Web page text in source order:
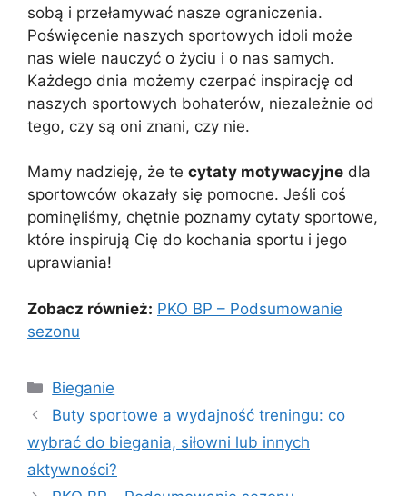
sobą i przełamywać nasze ograniczenia.
Poświęcenie naszych sportowych idoli może
nas wiele nauczyć o życiu i o nas samych.
Każdego dnia możemy czerpać inspirację od
naszych sportowych bohaterów, niezależnie od
tego, czy są oni znani, czy nie.
Mamy nadzieję, że te cytaty motywacyjne dla
sportowców okazały się pomocne. Jeśli coś
pominęliśmy, chętnie poznamy cytaty sportowe,
które inspirują Cię do kochania sportu i jego
uprawiania!
Zobacz również: PKO BP – Podsumowanie
sezonu
Kategorie
Bieganie
Buty sportowe a wydajność treningu: co
wybrać do biegania, siłowni lub innych
aktywności?